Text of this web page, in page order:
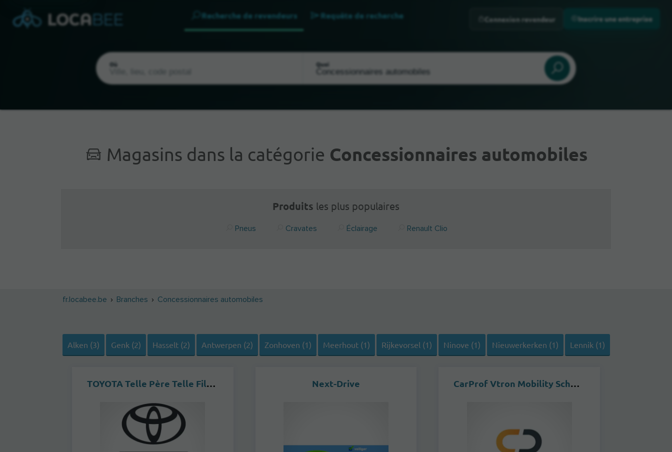
Recherche de revendeurs Requête de recherche
Où Quoi
Connexion revendeur Inscrire une entreprise
Magasins dans la catégorie Concessionnaires automobiles
Produits les plus populaires
Pneus Cravates Éclairage Renault Clio
fr.locabee.be Branches Concessionnaires automobiles
Alken (3) Genk (2) Hasselt (2) Antwerpen (2) Zonhoven (1) Meerhout (1) Rijkevorsel (1) Ninove (1) Nieuwerkerken (1) Lennik (1)
TOYOTA Telle Père Telle Fils Ixelles Next-Drive CarProf Vtron Mobility Scherpenheuvel